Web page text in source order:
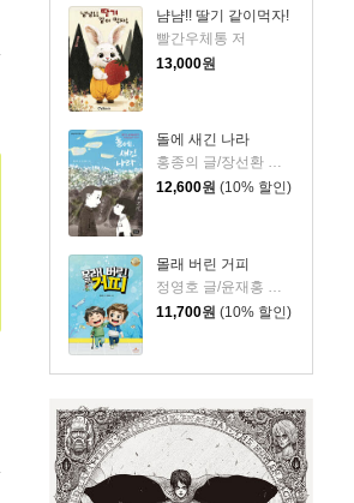
냠냠!! 딸기 같이먹자!
빨간우체통 저
13,000원
돌에 새긴 나라
홍종의 글/장선환 그림
12,600원 (10% 할인)
몰래 버린 거피
정영호 글/윤재홍 그림
11,700원 (10% 할인)